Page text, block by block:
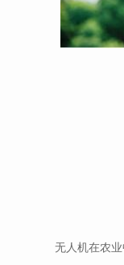
无人机在农